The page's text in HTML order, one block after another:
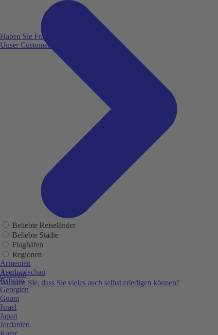
Haben Sie Fragen?
Unser Customer Service ist für Sie da!
Account
Wussten Sie, dass Sie vieles auch selbst erledigen können?
Beliebte Reiseländer
Beliebte Städte
Flughäfen
Regionen
Armenien
Aserbaidschan
Bahrain
Georgien
Guam
Israel
Japan
Jordanien
Katar